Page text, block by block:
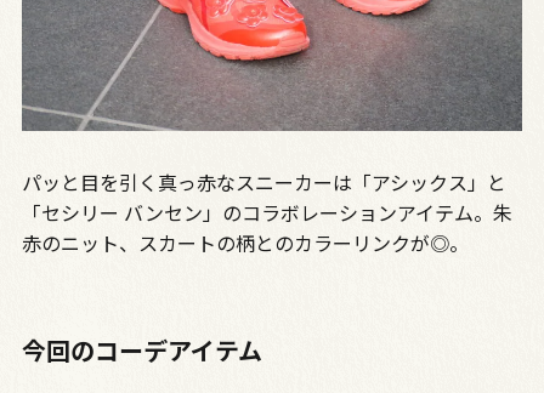
パッと目を引く真っ赤なスニーカーは「アシックス」と
「セシリー バンセン」のコラボレーションアイテム。朱
赤のニット、スカートの柄とのカラーリンクが◎。
今回のコーデアイテム